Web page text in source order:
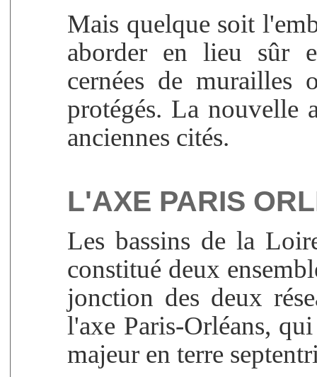
Mais quelque soit
aborder en lieu sûr
cernées de murailles
protégés. La nouvelle
anciennes cités.
L'AXE PARIS
Les bassins de la
constitué deux
jonction des deux
l'axe Paris-Orléans,
majeur en terre